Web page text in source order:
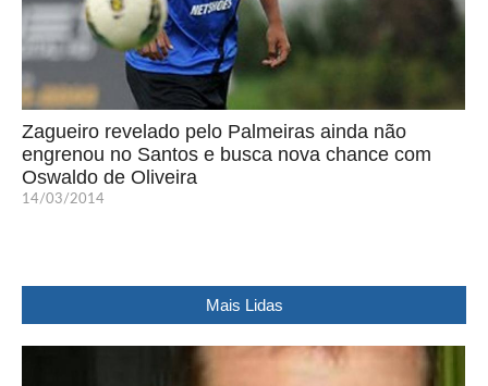
Zagueiro revelado pelo Palmeiras ainda não
engrenou no Santos e busca nova chance com
Oswaldo de Oliveira
14/03/2014
Mais Lidas